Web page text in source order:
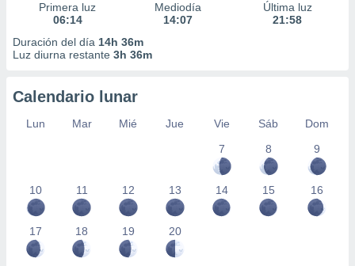
Primera luz
06:14
Mediodía
14:07
Última luz
21:58
Duración del día 14h 36m
Luz diurna restante 3h 36m
Calendario lunar
Lun Mar Mié Jue Vie Sáb
Dom
7
8 9
10 11 12 13 14 15 16
17 18 19 20